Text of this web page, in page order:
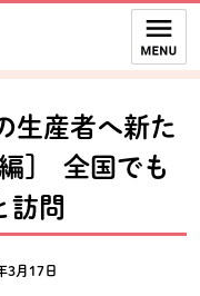
生産者へ新た
編] 全国でも
訪問
3月17日